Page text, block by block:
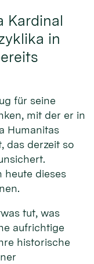
Kardinal
in
für seine
mit der er in
Humanitas
das derzeit so
heute dieses
tut, was
aufrichtige
historische